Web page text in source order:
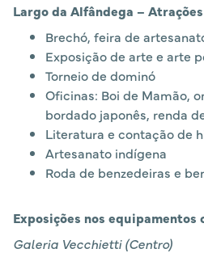
Largo da Alfândega –
Brechó, feira de
Exposição de arte e arte
Torneio de dominó
Oficinas: Boi de Mamão,
bordado japonês, renda
Literatura e contação de
Artesanato indígena
Roda de benzedeiras e
Exposições nos
Galeria Vecchietti (Centro)